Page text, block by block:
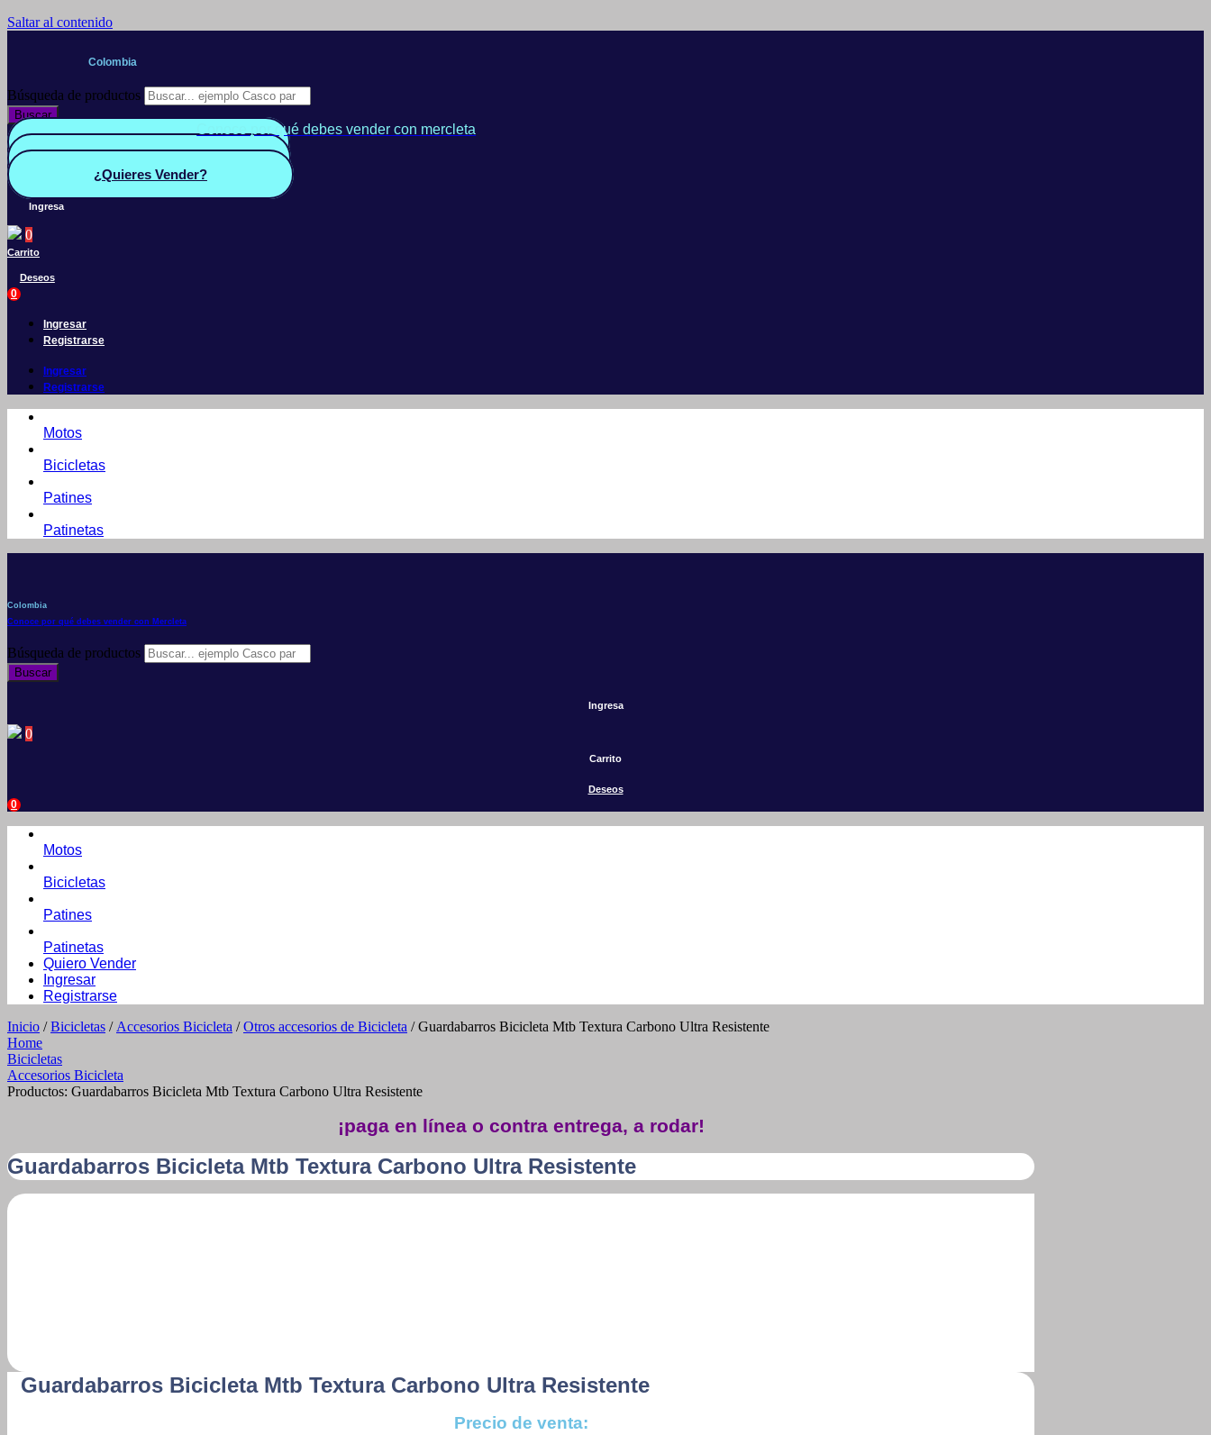
Saltar al contenido
Colombia
Búsqueda de productos
Buscar
Conoce por qué debes vender con mercleta
¿Quieres Vender?
Ingresa
0
Carrito
Deseos
0
Ingresar
Registrarse
Ingresar
Registrarse
Motos
Bicicletas
Patines
Patinetas
Colombia
Conoce por qué debes vender con Mercleta
Búsqueda de productos
Buscar
Ingresa
0
Carrito
Deseos
0
Motos
Bicicletas
Patines
Patinetas
Quiero Vender
Ingresar
Registrarse
Inicio /Bicicletas / Accesorios Bicicleta /Otros accesorios de Bicicleta / Guardabarros Bicicleta Mtb Textura Carbono Ultra Resistente
Home
Bicicletas
Accesorios Bicicleta
Productos: Guardabarros Bicicleta Mtb Textura Carbono Ultra Resistente
¡paga en línea o contra entrega, a rodar!
Guardabarros Bicicleta Mtb Textura Carbono Ultra Resistente
Guardabarros Bicicleta Mtb Textura Carbono Ultra Resistente
Precio de venta: